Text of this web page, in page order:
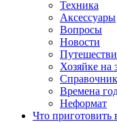
Техника
Аксессуары
Вопросы
Новости
Хозяйке на
Справочник
Времена
Неформат
Что приготовить